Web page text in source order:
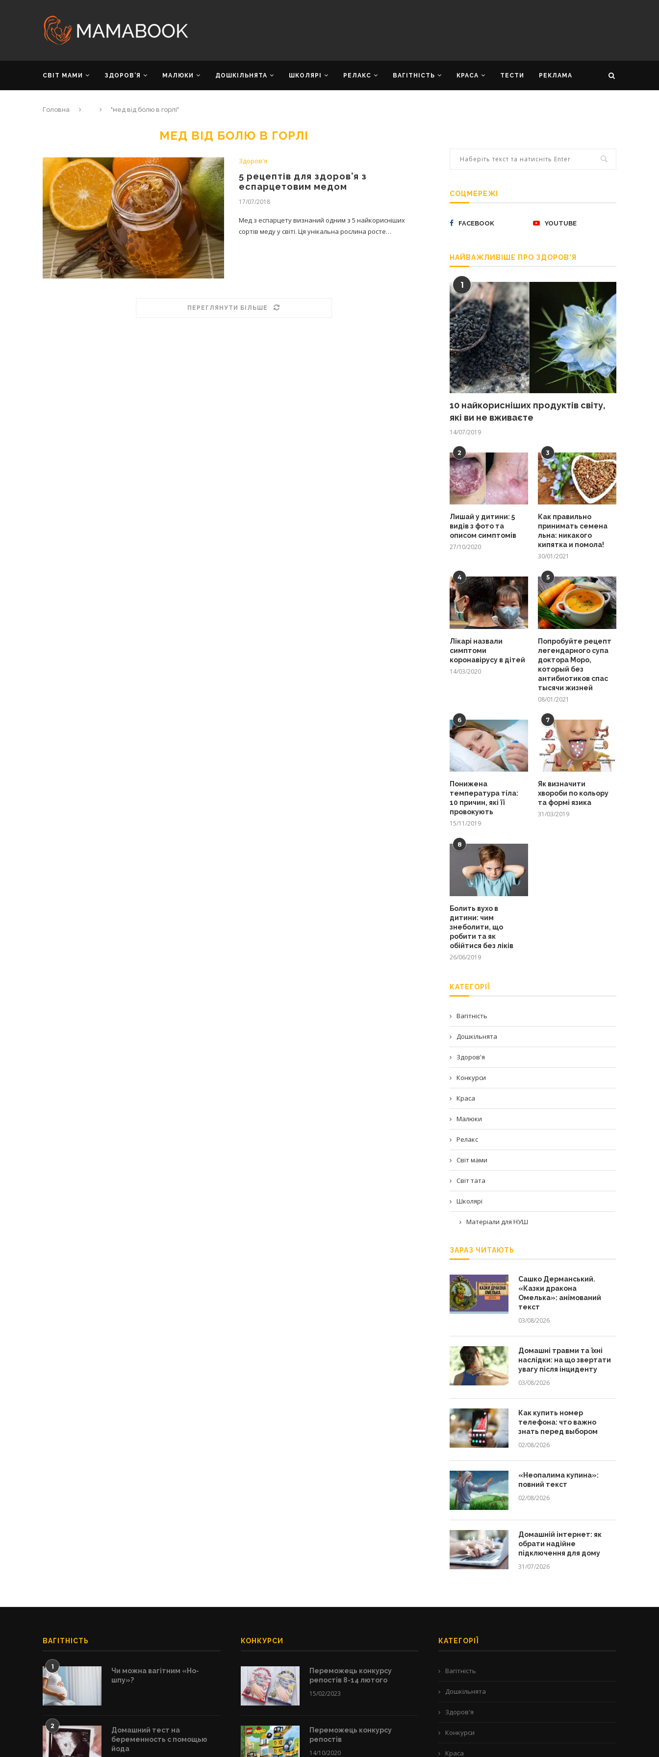
СВІТ МАМИ ЗДОРОВ’Я МАЛЮКИ ДОШКІЛЬНЯТА ШКОЛЯРІ РЕЛАКС ВАГІТНІСТЬ КРАСА ТЕСТИ РЕКЛАМА
Головна "мед від болю в горлі"
МЕД ВІД БОЛЮ В ГОРЛІ
Здоров'я
5 рецептів для здоров’я з
еспарцетовим медом
17/07/2018
Мед з еспарцету визнаний одним з 5 найкорисніших
сортів меду у світі. Ця унікальна рослина росте…
ПЕРЕГЛЯНУТИ БІЛЬШЕ
СОЦМЕРЕЖІ
FACEBOOK YOUTUBE
НАЙВАЖЛИВІШЕ ПРО ЗДОРОВ’Я
1
10 найкорисніших продуктів світу,
які ви не вживаєте
14/07/2019
2
Лишай у дитини: 5
видів з фото та
описом симптомів
27/10/2020
3
Как правильно
принимать семена
льна: никакого
кипятка и помола!
30/01/2021
4
Лікарі назвали
симптоми
коронавірусу в дітей
14/03/2020
5
Попробуйте рецепт
легендарного супа
доктора Моро,
который без
антибиотиков спас
тысячи жизней
08/01/2021
6
Понижена
температура тіла:
10 причин, які її
провокують
15/11/2019
7
Як визначити
хвороби по кольору
та формі язика
31/03/2019
8
Болить вухо в
дитини: чим
знеболити, що
робити та як
обійтися без ліків
26/06/2019
КАТЕГОРІЇ
Вагітність
Дошкільнята
Здоров'я
Конкурси
Краса
Малюки
Релакс
Світ мами
Світ тата
Школярі
Матеріали для НУШ
ЗАРАЗ ЧИТАЮТЬ
Сашко Дерманський.
«Казки дракона
Омелька»: анімований
текст
03/08/2026
Домашні травми та їхні
наслідки: на що звертати
увагу після інциденту
03/08/2026
Как купить номер
телефона: что важно
знать перед выбором
02/08/2026
«Неопалима купина»:
повний текст
02/08/2026
Домашній інтернет: як
обрати надійне
підключення для дому
31/07/2026
ВАГІТНІСТЬ
1
Чи можна вагітним «Но-
шпу»?
2
Домашний тест на
беременность с помощью
йода
КОНКУРСИ
Переможець конкурсу
репостів 8-14 лютого
15/02/2023
Переможець конкурсу
репостів
14/10/2020
КАТЕГОРІЇ
Вагітність
Дошкільнята
Здоров'я
Конкурси
Краса